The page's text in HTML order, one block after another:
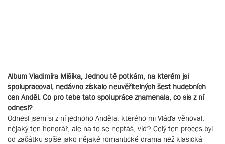
Album Vladimíra Mišíka, Jednou tě potkám, na kterém jsi
spolupracoval, nedávno získalo neuvěřitelných šest hudebních
cen Anděl. Co pro tebe tato spolupráce znamenala, co sis z ní
odnesl?
Odnesl jsem si z ní jednoho Anděla, kterého mi Vláďa věnoval,
nějaký ten honorář, ale na to se neptáš, viď? Celý ten proces byl
od začátku spíše jako nějaké romantické drama než klasická